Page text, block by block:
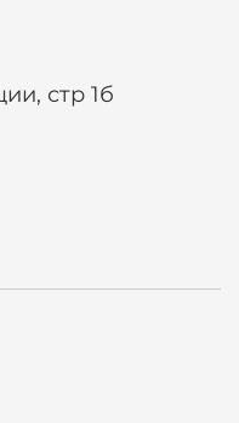
стр 1б